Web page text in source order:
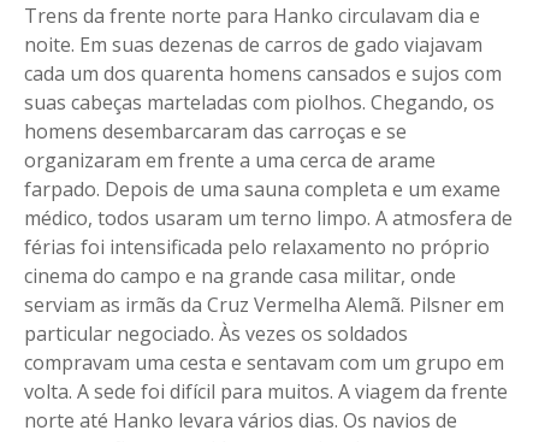
Trens da frente norte para Hanko circulavam dia e
noite. Em suas dezenas de carros de gado viajavam
cada um dos quarenta homens cansados e sujos com
suas cabeças marteladas com piolhos. Chegando, os
homens desembarcaram das carroças e se
organizaram em frente a uma cerca de arame
farpado. Depois de uma sauna completa e um exame
médico, todos usaram um terno limpo. A atmosfera de
férias foi intensificada pelo relaxamento no próprio
cinema do campo e na grande casa militar, onde
serviam as irmãs da Cruz Vermelha Alemã. Pilsner em
particular negociado. Às vezes os soldados
compravam uma cesta e sentavam com um grupo em
volta. A sede foi difícil para muitos. A viagem da frente
norte até Hanko levara vários dias. Os navios de